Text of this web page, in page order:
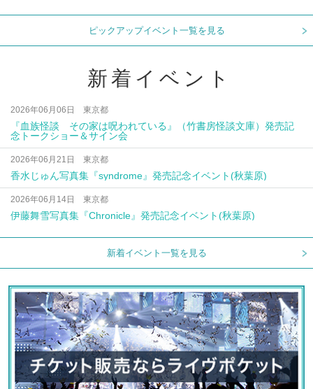
ピックアップイベント一覧を見る
新着イベント
2026年06月06日 東京都
『血族怪談 その家は呪われている』（竹書房怪談文庫）発売記
念トークショー＆サイン会
2026年06月21日 東京都
香水じゅん写真集『syndrome』発売記念イベント(秋葉原)
2026年06月14日 東京都
伊藤舞雪写真集『Chronicle』発売記念イベント(秋葉原)
新着イベント一覧を見る